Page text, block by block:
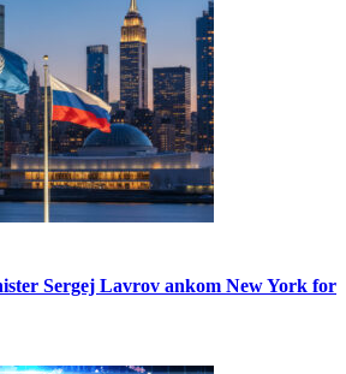
Sergej Lavrov ankom New York for